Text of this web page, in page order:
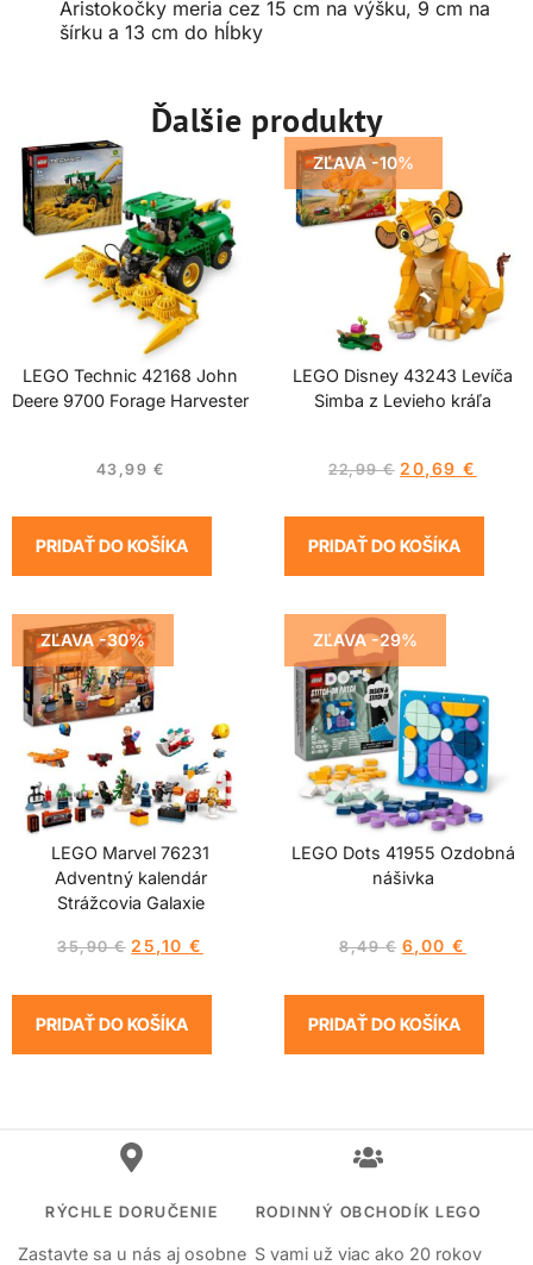
Aristokočky meria cez 15 cm na výšku, 9 cm na
šírku a 13 cm do hĺbky
Ďalšie produkty
LEGO Technic 42168 John
Deere 9700 Forage Harvester
43,99 €
PRIDAŤ DO KOŠÍKA
ZĽAVA -10%
LEGO Disney 43243 Levíča
Simba z Levieho kráľa
22,99€ 20,69€
PRIDAŤ DO KOŠÍKA
ZĽAVA -30%
LEGO Marvel 76231
Adventný kalendár
Strážcovia Galaxie
35,90€ 25,10€
PRIDAŤ DO KOŠÍKA
ZĽAVA -29%
LEGO Dots 41955 Ozdobná
nášivka
8,49€ 6,00€
PRIDAŤ DO KOŠÍKA
RÝCHLE DORUČENIE
Zastavte sa u nás aj osobne
RODINNÝ OBCHODÍK LEGO
S vami už viac ako 20 rokov